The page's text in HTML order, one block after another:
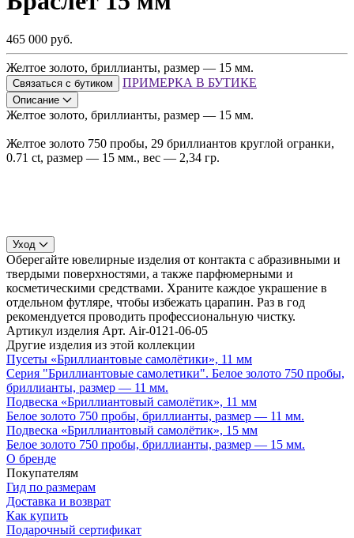
465 000 руб.
Желтое золото, бриллианты, размер — 15 мм.
Связаться с бутиком ПРИМЕРКА В БУТИКЕ
Описание
Желтое золото, бриллианты, размер — 15 мм.
Желтое золото 750 пробы, 29 бриллиантов круглой огранки,
0.71 ct, размер — 15 мм., вес — 2,34 гр.
Уход
Оберегайте ювелирные изделия от контакта с абразивными и
твердыми поверхностями, а также парфюмерными и
косметическими средствами. Храните каждое украшение в
отдельном футляре, чтобы избежать царапин. Раз в год
рекомендуется проводить профессиональную чистку.
Артикул изделия Арт. Air-0121-06-05
Другие изделия из этой коллекции
Пусеты «Бриллиантовые самолётики», 11 мм
Серия "Бриллиантовые самолетики". Белое золото 750 пробы,
бриллианты, размер — 11 мм.
Подвеска «Бриллиантовый самолётик», 11 мм
Белое золото 750 пробы, бриллианты, размер — 11 мм.
Подвеска «Бриллиантовый самолётик», 15 мм
Белое золото 750 пробы, бриллианты, размер — 15 мм.
О бренде
Покупателям
Гид по размерам
Доставка и возврат
Как купить
Подарочный сертификат